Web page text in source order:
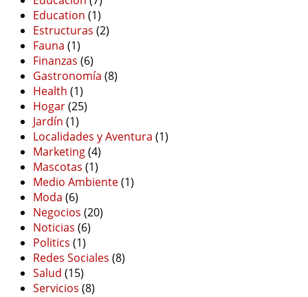
Education (1)
Estructuras (2)
Fauna (1)
Finanzas (6)
Gastronomía (8)
Health (1)
Hogar(25)
Jardín (1)
Localidades y Aventura (1)
Marketing(4)
Mascotas (1)
Medio Ambiente(1)
Moda (6)
Negocios (20)
Noticias (6)
Politics (1)
Redes Sociales (8)
Salud (15)
Servicios (8)